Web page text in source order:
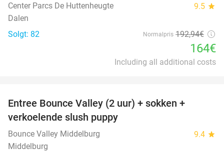
Center Parcs De Huttenheugte 9.5 star
Dalen
Solgt: 82
Normalpris 192,94€
164€
Including all additional costs
Entree Bounce Valley (2 uur) + sokken +
verkoelende slush puppy
Bounce Valley Middelburg 9.4 star
Middelburg